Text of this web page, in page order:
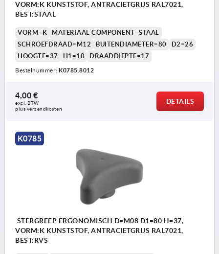
VORM:K KUNSTSTOF, ANTRACIETGRIJS RAL7021,
BEST:STAAL
VORM=K
MATERIAAL COMPONENT=STAAL
SCHROEFDRAAD=M12
BUITENDIAMETER=80
D2=26
HOOGTE=37
H1=10 DRAADDIEPTE=17
Bestelnummer: K0785.8012
4,00 €
excl. BTW
plus verzendkosten
DETAILS
K0785
STERGREEP ERGONOMISCH D=M08 D1=80 H=37,
VORM:K KUNSTSTOF, ANTRACIETGRIJS RAL7021,
BEST:RVS